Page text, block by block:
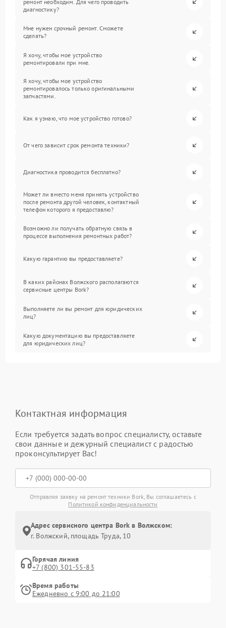
ремонт необходим. Для чего проводить
диагностику?
Мне нужен срочный ремонт. Сможете
сделать?
Я хочу, чтобы мое устройство
ремонтировали при мне.
Я хочу, чтобы мое устройство
ремонтировалось только оригинальными
запчастями.
Как я узнаю, что мое устройство готово?
От чего зависит срок ремонта техники?
Диагностика проводится бесплатно?
Может ли вместо меня принять устройство
после ремонта другой человек, контактный
телефон которого я предоставлю?
Возможно ли получать обратную связь в
процессе выполнения ремонтных работ?
Какую гарантию вы предоставляете?
В каких районах Волжского располагаются
сервисные центры Bork?
Выполняете ли вы ремонт для юридических
лиц?
Какую документацию вы предоставляете
для юридических лиц?
Контактная информация
Если требуется задать вопрос специалисту, оставьте
свои данные и дежурный специалист с радостью
проконсультирует Вас!
Отправляя заявку на ремонт техники Bork, Вы соглашаетесь с
Политикой конфиденциальности
Адрес сервисного центра Bork в Волжском:
г. Волжский, площадь Труда, 10
Горячая линия
+7 (800) 301-55-83
Время работы
Ежедневно с 9:00 до 21:00